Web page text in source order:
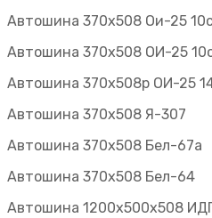
Автошина 370х508 Ои-25
Автошина 370х508 ОИ-25
Автошина 370х508р ОИ-25
Автошина 370х508 Я-307
Автошина 370х508 Бел-67а
Автошина 370х508 Бел-64
Автошина 1200х500х508